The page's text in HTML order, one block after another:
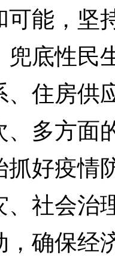
能，坚
底性民
、住房供
多方面
抓好疫情
、社会治
，确保经